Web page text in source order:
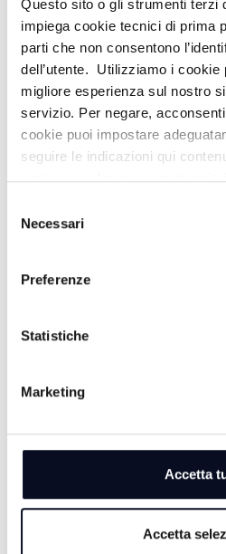
Questo sito o gli strumenti terzi
impiega cookie tecnici di prima
parti che non consentono
dell’utente. Utilizziamo i
migliore esperienza sul nostro
servizio. Per negare,
cookie puoi impostare
seguire le indicazioni qui
ogni caso a leggere per
delNecessari
Preferenze
Statistiche
Marketing
Accetta
Accetta
ROMAGNA: Appartamento
presenta un esposto contro
CESENA: Trevi, utile in
risanamento completato |